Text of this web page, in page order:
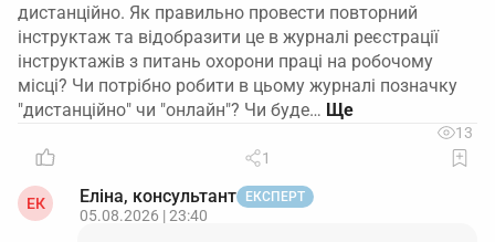
дистанційно. Як правильно провести повторний
інструктаж та відобразити це в журналі реєстрації
інструктажів з питань охорони праці на робочому
місці? Чи потрібно робити в цьому журналі позначку
"дистанційно" чи "онлайн"? Чи буде…
13
1
ЕК Еліна, консультант ЕКСПЕРТ
05.08.2026 | 23:40